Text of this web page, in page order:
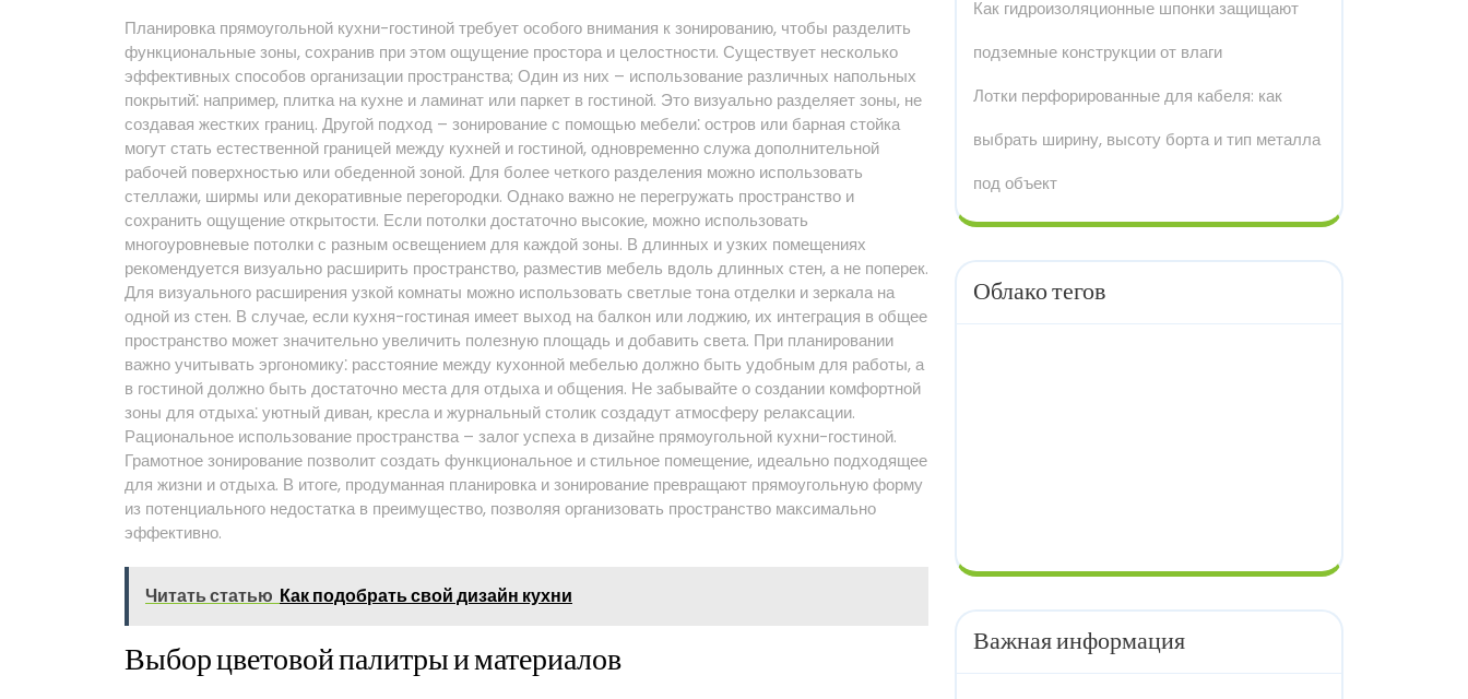
Планировка прямоугольной кухни-гостиной требует особого внимания к зонированию, чтобы разделить
функциональные зоны, сохранив при этом ощущение простора и целостности. Существует несколько
эффективных способов организации пространства; Один из них – использование различных напольных
покрытий⁚ например, плитка на кухне и ламинат или паркет в гостиной. Это визуально разделяет зоны, не
создавая жестких границ. Другой подход – зонирование с помощью мебели⁚ остров или барная стойка
могут стать естественной границей между кухней и гостиной, одновременно служа дополнительной
рабочей поверхностью или обеденной зоной. Для более четкого разделения можно использовать
стеллажи, ширмы или декоративные перегородки. Однако важно не перегружать пространство и
сохранить ощущение открытости. Если потолки достаточно высокие, можно использовать
многоуровневые потолки с разным освещением для каждой зоны. В длинных и узких помещениях
рекомендуется визуально расширить пространство, разместив мебель вдоль длинных стен, а не поперек.
Для визуального расширения узкой комнаты можно использовать светлые тона отделки и зеркала на
одной из стен. В случае, если кухня-гостиная имеет выход на балкон или лоджию, их интеграция в общее
пространство может значительно увеличить полезную площадь и добавить света. При планировании
важно учитывать эргономику⁚ расстояние между кухонной мебелью должно быть удобным для работы, а
в гостиной должно быть достаточно места для отдыха и общения. Не забывайте о создании комфортной
зоны для отдыха⁚ уютный диван, кресла и журнальный столик создадут атмосферу релаксации.
Рациональное использование пространства – залог успеха в дизайне прямоугольной кухни-гостиной.
Грамотное зонирование позволит создать функциональное и стильное помещение, идеально подходящее
для жизни и отдыха. В итоге, продуманная планировка и зонирование превращают прямоугольную форму
из потенциального недостатка в преимущество, позволяя организовать пространство максимально
эффективно.
Читать статью Как подобрать свой дизайн кухни
Выбор цветовой палитры и материалов
Как гидроизоляционные шпонки защищают
подземные конструкции от влаги
Лотки перфорированные для кабеля: как
выбрать ширину, высоту борта и тип металла
под объект
Облако тегов
Важная информация